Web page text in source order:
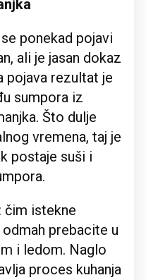
ponekad pojavi
ali je jasan dokaz
pojava rezultat je
sumpora iz
Što dulje
vremena, taj je
postaje suši i
čim istekne
prebacite u
i ledom. Naglo
proces kuhanja